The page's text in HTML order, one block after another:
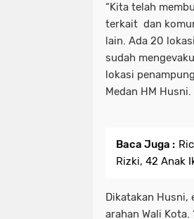
“Kita telah
terkait dan
lain. Ada 20
sudah
lokasi
Medan HM Husni.
Baca Juga :
Rizki, 42 Anak
Dikatakan
arahan Wali